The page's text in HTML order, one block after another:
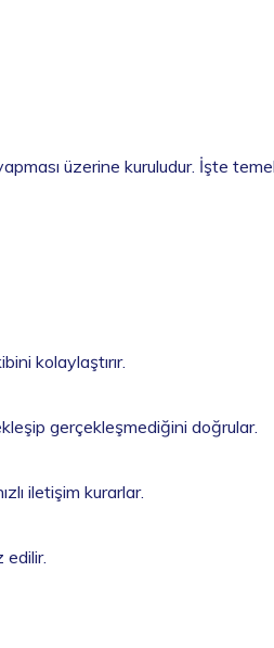
üzerine kuruludur. İşte
kolaylaştırır.
gerçekleşmediğini doğrular.
iletişim kurarlar.